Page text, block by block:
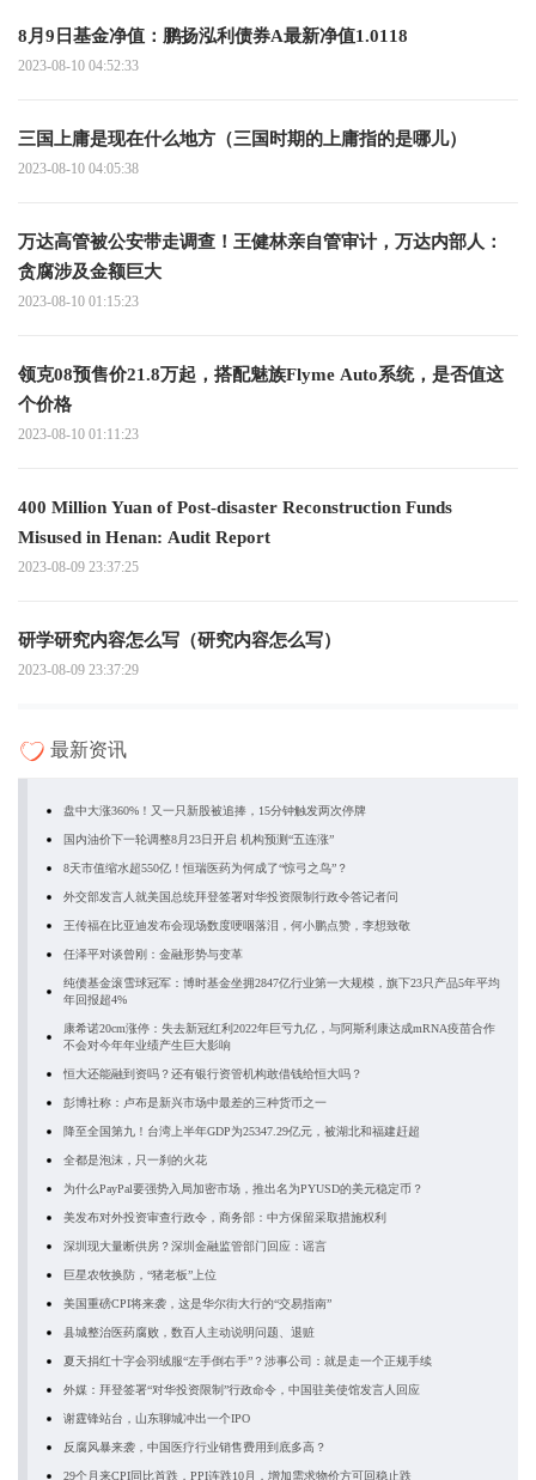
8月9日基金净值：鹏扬泓利债券A最新净值1.0118
2023-08-10 04:52:33
三国上庸是现在什么地方（三国时期的上庸指的是哪儿）
2023-08-10 04:05:38
万达高管被公安带走调查！王健林亲自管审计，万达内部人：
贪腐涉及金额巨大
2023-08-10 01:15:23
领克08预售价21.8万起，搭配魅族Flyme Auto系统，是否值这
个价格
2023-08-10 01:11:23
400 Million Yuan of Post-disaster Reconstruction Funds
Misused in Henan: Audit Report
2023-08-09 23:37:25
研学研究内容怎么写（研究内容怎么写）
2023-08-09 23:37:29
最新资讯
盘中大涨360%！又一只新股被追捧，15分钟触发两次停牌
国内油价下一轮调整8月23日开启 机构预测“五连涨”
8天市值缩水超550亿！恒瑞医药为何成了“惊弓之鸟”？
外交部发言人就美国总统拜登签署对华投资限制行政令答记者问
王传福在比亚迪发布会现场数度哽咽落泪，何小鹏点赞，李想致敬
任泽平对谈曾刚：金融形势与变革
纯债基金滚雪球冠军：博时基金坐拥2847亿行业第一大规模，旗下23只产品5年平均
年回报超4%
康希诺20cm涨停：失去新冠红利2022年巨亏九亿，与阿斯利康达成mRNA疫苗合作
不会对今年年业绩产生巨大影响
恒大还能融到资吗？还有银行资管机构敢借钱给恒大吗？
彭博社称：卢布是新兴市场中最差的三种货币之一
降至全国第九！台湾上半年GDP为25347.29亿元，被湖北和福建赶超
全都是泡沫，只一刹的火花
为什么PayPal要强势入局加密市场，推出名为PYUSD的美元稳定币？
美发布对外投资审查行政令，商务部：中方保留采取措施权利
深圳现大量断供房？深圳金融监管部门回应：谣言
巨星农牧换防，“猪老板”上位
美国重磅CPI将来袭，这是华尔街大行的“交易指南”
县城整治医药腐败，数百人主动说明问题、退赃
夏天捐红十字会羽绒服“左手倒右手”？涉事公司：就是走一个正规手续
外媒：拜登签署“对华投资限制”行政命令，中国驻美使馆发言人回应
谢霆锋站台，山东聊城冲出一个IPO
反腐风暴来袭，中国医疗行业销售费用到底多高？
29个月来CPI同比首跌，PPI连跌10月，增加需求物价方可回稳止跌